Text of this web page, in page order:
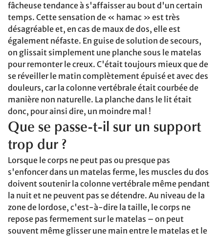
fâcheuse tendance à s'affaisser au bout d'un certain
temps. Cette sensation de « hamac » est très
désagréable et, en cas de maux de dos, elle est
également néfaste. En guise de solution de secours,
on glissait simplement une planche sous le matelas
pour remonter le creux. C'était toujours mieux que de
se réveiller le matin complètement épuisé et avec des
douleurs, car la colonne vertébrale était courbée de
manière non naturelle. La planche dans le lit était
donc, pour ainsi dire, un moindre mal !
Que se passe-t-il sur un support
trop dur ?
Lorsque le corps ne peut pas ou presque pas
s'enfoncer dans un matelas ferme, les muscles du dos
doivent soutenir la colonne vertébrale même pendant
la nuit et ne peuvent pas se détendre. Au niveau de la
zone de lordose, c'est-à-dire la taille, le corps ne
repose pas fermement sur le matelas – on peut
souvent même glisser une main entre le matelas et le